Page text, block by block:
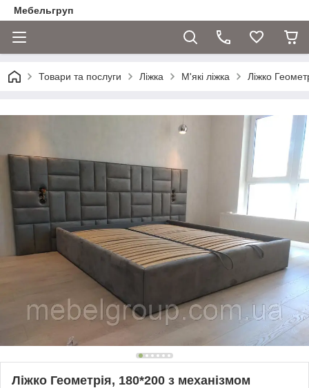
Мебельгруп
Товари та послуги Ліжка М'які ліжка Ліжко
Ліжко Геометрія, 180*200 з механізмом